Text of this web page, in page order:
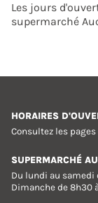
Les jours
supermarché
HORAIRES
Consultez les
SUPERMARCHÉ
Du lundi au samedi
Dimanche de 8h30